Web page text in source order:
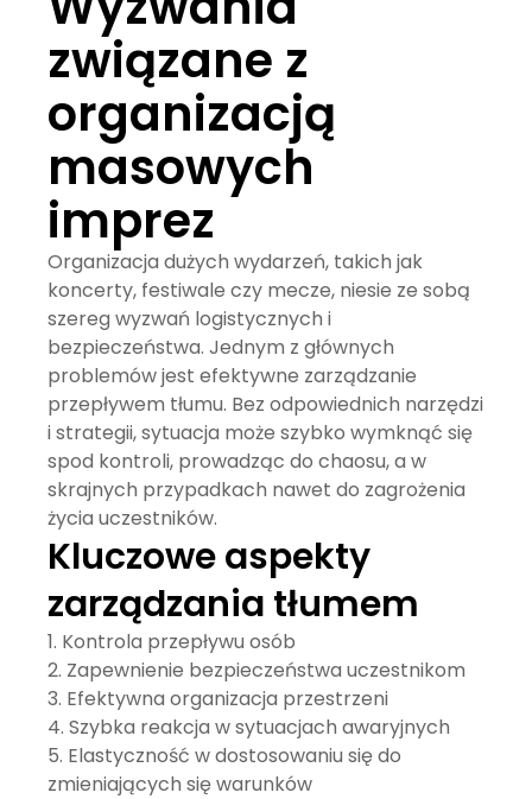
związane z
organizacją
masowych
imprez
Organizacja dużych wydarzeń, takich jak
koncerty, festiwale czy mecze, niesie ze sobą
szereg wyzwań logistycznych i
bezpieczeństwa. Jednym z głównych
problemów jest efektywne zarządzanie
przepływem tłumu. Bez odpowiednich narzędzi
i strategii, sytuacja może szybko wymknąć się
spod kontroli, prowadząc do chaosu, a w
skrajnych przypadkach nawet do zagrożenia
życia uczestników.
Kluczowe aspekty
zarządzania tłumem
Kontrola przepływu osób
Zapewnienie bezpieczeństwa uczestnikom
Efektywna organizacja przestrzeni
Szybka reakcja w sytuacjach awaryjnych
Elastyczność w dostosowaniu się do
zmieniających się warunków